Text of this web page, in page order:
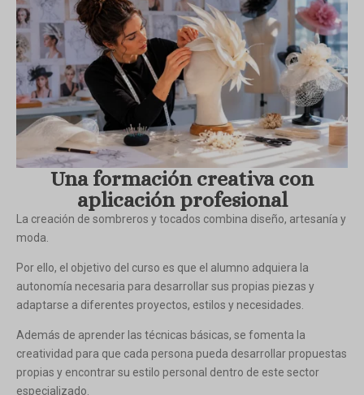
Una formación creativa con
aplicación profesional
La creación de sombreros y tocados combina diseño, artesanía y
moda.
Por ello, el objetivo del curso es que el alumno adquiera la
autonomía necesaria para desarrollar sus propias piezas y
adaptarse a diferentes proyectos, estilos y necesidades.
Además de aprender las técnicas básicas, se fomenta la
creatividad para que cada persona pueda desarrollar propuestas
propias y encontrar su estilo personal dentro de este sector
especializado.